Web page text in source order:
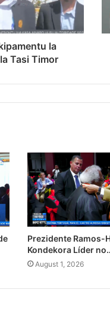
la
Tasi Timor
Prezidente Ramos-
Kondekora Líder
August 1, 2026